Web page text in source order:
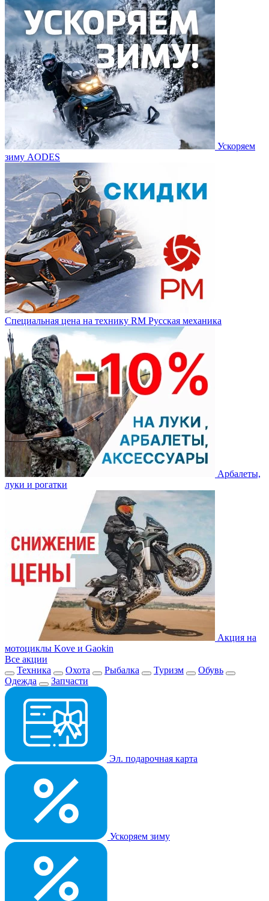
Ускоряем
зиму AODES
Специальная цена на технику RM Русская механика
Арбалеты,
луки и рогатки
Акция на
мотоциклы Kove и Gaokin
Все акции
Техника
Охота Рыбалка Туризм
Обувь
Одежда
Запчасти
Эл. подарочная карта
Ускоряем зиму